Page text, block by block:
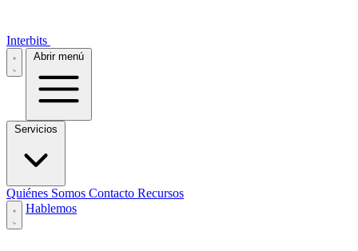
Interbits
Abrir menú
Servicios
Quiénes Somos Contacto Recursos
Hablemos